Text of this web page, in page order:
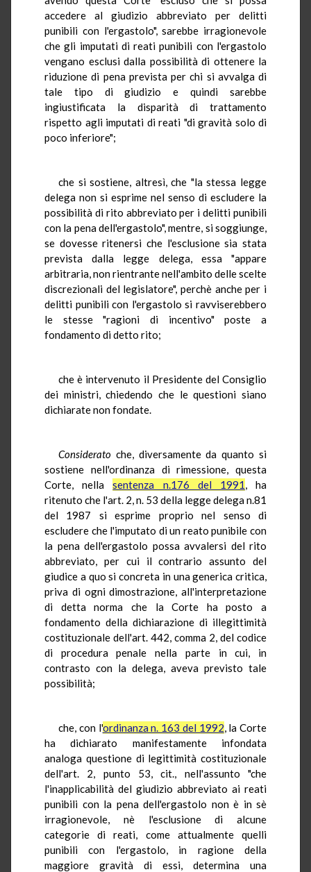
accedere al giudizio abbreviato per delitti
punibili con l'ergastolo", sarebbe irragionevole
che gli imputati di reati punibili con l'ergastolo
vengano esclusi dalla possibilità di ottenere la
riduzione di pena prevista per chi si avvalga di
tale tipo di giudizio e quindi sarebbe
ingiustificata la disparità di trattamento
rispetto agli imputati di reati "di gravità solo di
poco inferiore";
che si sostiene, altresì, che "la stessa legge
delega non si esprime nel senso di escludere la
possibilità di rito abbreviato per i delitti punibili
con la pena dell'ergastolo", mentre, si soggiunge,
se dovesse ritenersi che l'esclusione sia stata
prevista dalla legge delega, essa "appare
arbitraria, non rientrante nell'ambito delle scelte
discrezionali del legislatore", perchè anche per i
delitti punibili con l'ergastolo si ravviserebbero
le stesse "ragioni di incentivo" poste a
fondamento di detto rito;
che è intervenuto il Presidente del Consiglio
dei ministri, chiedendo che le questioni siano
dichiarate non fondate.
Considerato che, diversamente da quanto si
sostiene nell'ordinanza di rimessione, questa
Corte, nellasentenza n.176 del 1991, ha
ritenuto che l'art. 2, n. 53 della legge delega n.81
del 1987 si esprime proprio nel senso di
escludere che l'imputato di un reato punibile con
la pena dell'ergastolo possa avvalersi del rito
abbreviato, per cui il contrario assunto del
giudice a quo si concreta in una generica critica,
priva di ogni dimostrazione, all'interpretazione
di detta norma che la Corte ha posto a
fondamento della dichiarazione di illegittimità
costituzionale dell'art. 442, comma 2, del codice
di procedura penale nella parte in cui, in
contrasto con la delega, aveva previsto tale
possibilità;
che, con l'ordinanza n. 163 del 1992, la Corte
ha dichiarato manifestamente infondata
analoga questione di legittimità costituzionale
dell'art. 2, punto 53, cit., nell'assunto "che
l'inapplicabilità del giudizio abbreviato ai reati
punibili con la pena dell'ergastolo non è in sè
irragionevole, nè l'esclusione di alcune
categorie di reati, come attualmente quelli
punibili con l'ergastolo, in ragione della
maggiore gravità di essi, determina una